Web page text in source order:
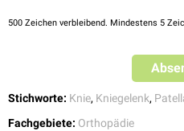
500 Zeichen verbleibend. Mindestens 5
Stichworte: Knie, Kniegelenk,
Fachgebiete: Orthopädie